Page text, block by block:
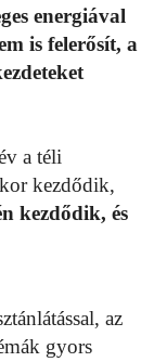
energiával
is felerősít, a
a téli
kezdődik,
kezdődik, és
az
gyors